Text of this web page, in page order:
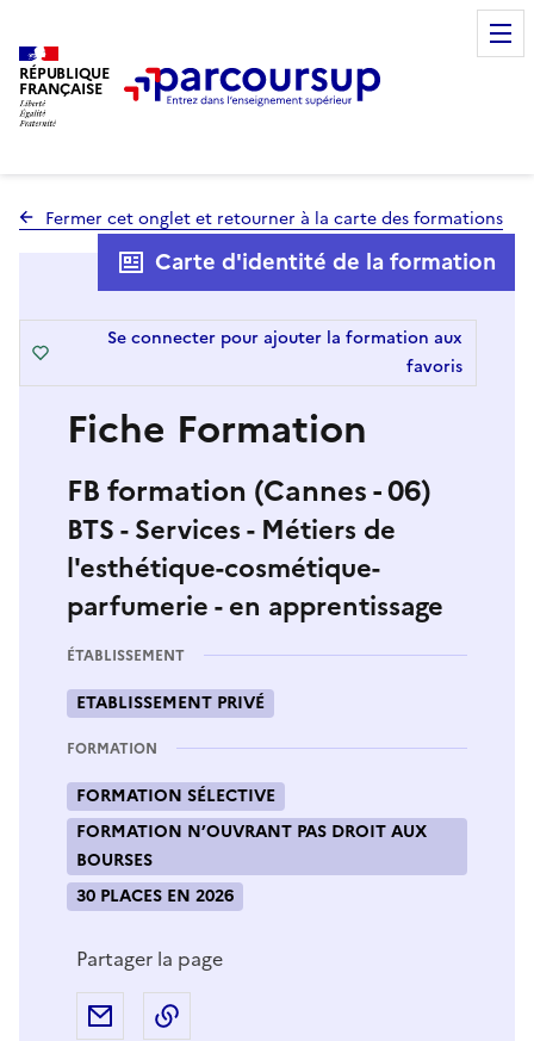
RÉPUBLIQUE
FRANÇAISE
Fermer cet onglet et retourner à la carte des formations
Fiche Formation
FB formation (Cannes - 06)
BTS - Services - Métiers de
l'esthétique-cosmétique-
parfumerie - en apprentissage
Carte d'identité de la formation
Se connecter pour ajouter la formation aux
favoris
ÉTABLISSEMENT
ETABLISSEMENT PRIVÉ
FORMATION
FORMATION SÉLECTIVE
FORMATION N’OUVRANT PAS DROIT AUX
BOURSES
30 PLACES EN 2026
Partager la page
Partager par e-mail